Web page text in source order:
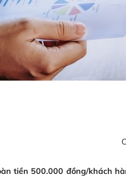
tiền 500.000 đồng/khách